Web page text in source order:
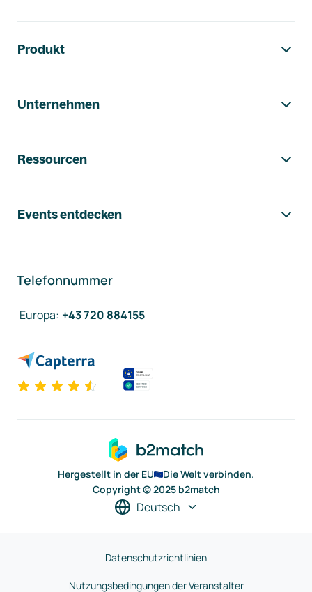
Produkt
Unternehmen
Ressourcen
Events entdecken
Telefonnummer
Europa: +43 720 884155
Hergestellt in der EU
Die Welt verbinden.
Copyright © 2025 b2match
Deutsch
Datenschutzrichtlinien
Nutzungsbedingungen der Veranstalter